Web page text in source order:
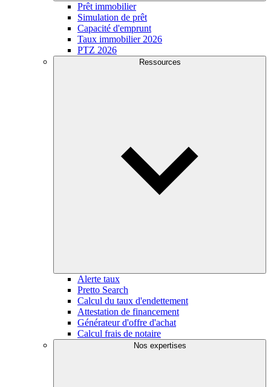
Prêt immobilier
Simulation de prêt
Capacité d'emprunt
Taux immobilier 2026
PTZ 2026
Ressources
Alerte taux
Pretto Search
Calcul du taux d'endettement
Attestation de financement
Générateur d'offre d'achat
Calcul frais de notaire
Nos expertises